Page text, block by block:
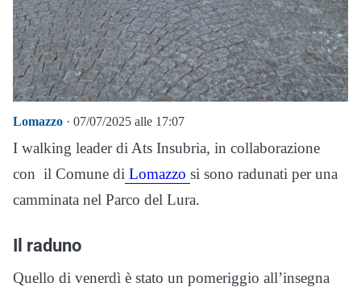
Lomazzo · 07/07/2025 alle 17:07
I walking leader di Ats Insubria, in collaborazione
con il Comune di Lomazzo si sono radunati per una
camminata nel Parco del Lura.
Il raduno
Quello di venerdì è stato un pomeriggio all’insegna